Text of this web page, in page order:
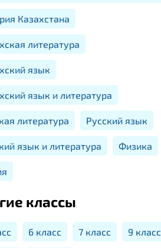
Казахстана
литература
язык
язык и литература
литература Русский язык
язык и литература Физика
классы
6 класс 7 класс 9 класс